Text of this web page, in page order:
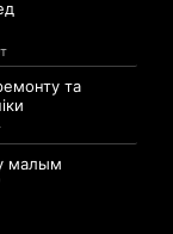
та
малым